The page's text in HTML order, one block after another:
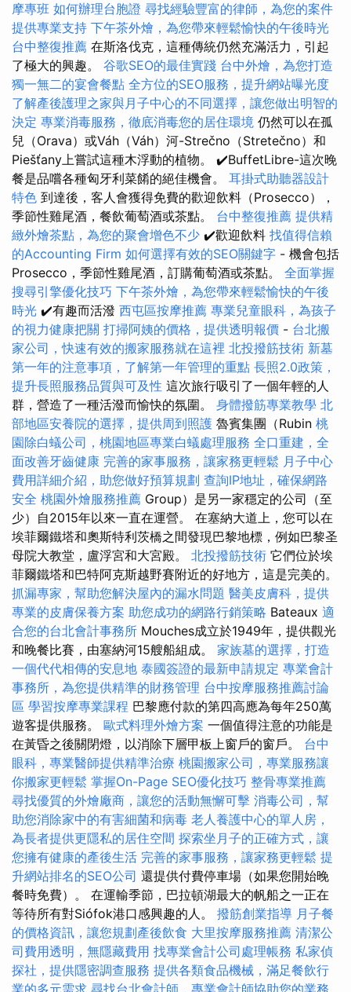
摩專班 如何辦理台胞證 尋找經驗豐富的律師，為您的案件
提供專業支持 下午茶外燴，為您帶來輕鬆愉快的午後時光
台中整復推薦 在斯洛伐克，這種傳統仍然充滿活力，引起
了極大的興趣。 谷歌SEO的最佳實踐 台中外燴，為您打造
獨一無二的宴會餐點 全方位的SEO服務，提升網站曝光度
了解產後護理之家與月子中心的不同選擇，讓您做出明智的
決定 專業消毒服務，徹底消毒您的居住環境 仍然可以在孤
兒（Orava）或Váh（Váh）河-Strečno（Stretečno）和
Piešťany上嘗試這種木浮動的植物。 ✔️BuffetLibre-這次晚
餐是品嚐各種匈牙利菜餚的絕佳機會。 耳掛式助聽器設計
特色 到達後，客人會獲得免費的歡迎飲料（Prosecco），
季節性雞尾酒，餐飲葡萄酒或茶點。 台中整復推薦 提供精
緻外燴茶點，為您的聚會增色不少 ✔️歡迎飲料 找值得信賴
的Accounting Firm 如何選擇有效的SEO關鍵字 - 機會包括
Prosecco，季節性雞尾酒，訂購葡萄酒或茶點。 全面掌握
搜尋引擎優化技巧 下午茶外燴，為您帶來輕鬆愉快的午後
時光 ✔️有趣而活潑 西屯區按摩推薦 專業兒童眼科，為孩子
的視力健康把關 打掃阿姨的價格，提供透明報價 - 台北搬
家公司，快速有效的搬家服務就在這裡 北投撥筋技術 新墓
第一年的注意事項，了解第一年管理的重點 長照2.0政策，
提升長照服務品質與可及性 這次旅行吸引了一個年輕的人
群，營造了一種活潑而愉快的氛圍。 身體撥筋專業教學 北
部地區安養院的選擇，提供周到照護 魯賓集團（Rubin 桃
園除白蟻公司，桃園地區專業白蟻處理服務 全口重建，全
面改善牙齒健康 完善的家事服務，讓家務更輕鬆 月子中心
費用詳細介紹，助您做好預算規劃 查詢IP地址，確保網路
安全 桃園外燴服務推薦 Group）是另一家穩定的公司（至
少）自2015年以來一直在運營。 在塞納大道上，您可以在
埃菲爾鐵塔和奧斯特利茨橋之間發現巴黎地標，例如巴黎圣
母院大教堂，盧浮宮和大宮殿。 北投撥筋技術 它們位於埃
菲爾鐵塔和巴特阿克斯越野賽附近的好地方，這是完美的。
抓漏專家，幫助您解決屋內的漏水問題 醫美皮膚科，提供
專業的皮膚保養方案 助您成功的網路行銷策略 Bateaux 適
合您的台北會計事務所 Mouches成立於1949年，提供觀光
和晚餐比賽，由塞納河15艘船組成。 家族墓的選擇，打造
一個代代相傳的安息地 泰國簽證的最新申請規定 專業會計
事務所，為您提供精準的財務管理 台中按摩服務推薦討論
區 學習按摩專業課程 巴黎應付款的第四高應為每年250萬
遊客提供服務。 歐式料理外燴方案 一個值得注意的功能是
在黃昏之後關閉燈，以消除下層甲板上窗戶的窗戶。 台中
眼科，專業醫師提供精準治療 桃園搬家公司，專業服務讓
你搬家更輕鬆 掌握On-Page SEO優化技巧 整骨專業推薦
尋找優質的外燴廠商，讓您的活動無懈可擊 消毒公司，幫
助您消除家中的有害細菌和病毒 老人養護中心的單人房，
為長者提供更隱私的居住空間 探索坐月子的正確方式，讓
您擁有健康的產後生活 完善的家事服務，讓家務更輕鬆 提
升網站排名的SEO公司 還提供付費停車場（如果您開始晚
餐時免費）。 在運輸季節，巴拉頓湖最大的帆船之一正在
等待所有對Siófok港口感興趣的人。 撥筋創業指導 月子餐
的價格資訊，讓您規劃產後飲食 大里按摩服務推薦 清潔公
司費用透明，無隱藏費用 找專業會計公司處理帳務 私家偵
探社，提供隱密調查服務 提供各類食品機械，滿足餐飲行
業的多元需求 尋找台北會計師，專業會計師協助您的業務